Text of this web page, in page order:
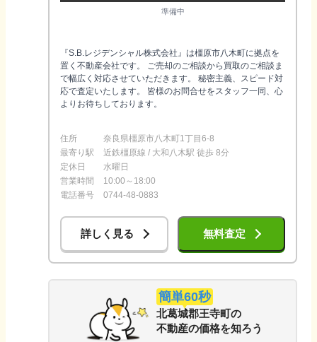
準備中
『S.B.レジデンシャル株式会社』は橿原市八木町に拠点を
置く不動産会社です。 ご売却のご相談から買取のご相談ま
で幅広く対応させていただきます。 秘密主義、スピード対
応で査定いたします。 皆様のお問合せをスタッフ一同、心
よりお待ちしております。
住所
奈良県橿原市八木町1丁目6-8
最寄り駅
近鉄橿原線 / 大和八木駅 徒歩 8分
定休日
水曜日
営業時間
10:00～18:00
電話番号
0744-48-0883
詳しく見る 無料査定
簡単60秒
北葛城郡王寺町の
不動産の価格を知ろう